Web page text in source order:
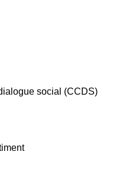
social (CCDS)